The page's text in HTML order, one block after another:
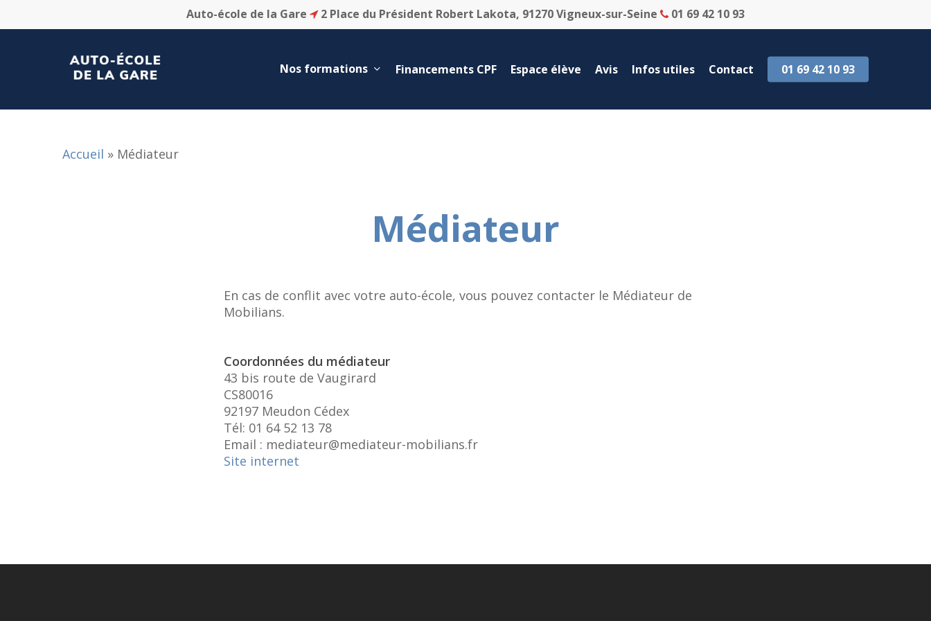
Auto-école de la Gare 2 Place du Président Robert Lakota, 91270 Vigneux-sur-Seine 01 69 42 10 93
Nos formations Financements CPF Espace élève Avis Infos utiles Contact 01 69 42 10 93
Accueil » Médiateur
Médiateur
En cas de conflit avec votre auto-école, vous pouvez contacter le Médiateur de
Mobilians.
Coordonnées du médiateur
43 bis route de Vaugirard
CS80016
92197 Meudon Cédex
Tél: 01 64 52 13 78
Email : mediateur@mediateur-mobilians.fr
Site internet